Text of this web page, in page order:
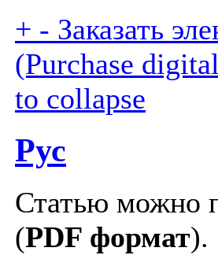
+ - Заказать
(Purchase
to collapse
Рус
Статью можно
(PDF формат).